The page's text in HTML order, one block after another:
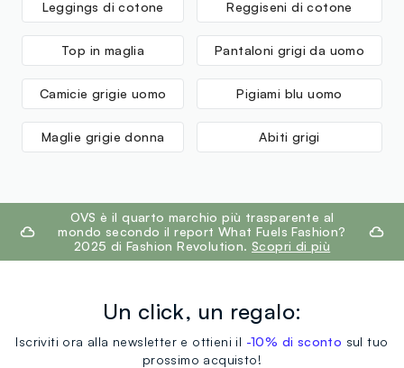
MADE IN BANGLADESH
Leggings di cotone Reggiseni di cotone
Top in maglia Pantaloni grigi da uomo
Camicie grigie uomo Pigiami blu uomo
Maglie grigie donna Abiti grigi
footer.ariatitleOVS è il quarto marchio più trasparente al
mondo secondo il report What Fuels Fashion?
2025 di Fashion Revolution. Scopri di più
Un click, un regalo:
Iscriviti ora alla newsletter e ottieni il -10% di sconto sul tuo
prossimo acquisto!